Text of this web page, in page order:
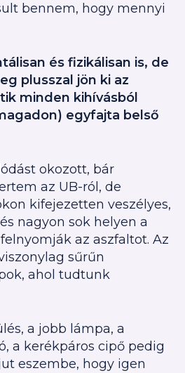
bennem, hogy mennyi
és fizikálisan is, de
plusszal jön ki az
minden kihívásból
egyfajta belső
okozott, bár
az UB-ról, de
kifejezetten veszélyes,
nagyon sok helyen a
az aszfaltot. Az
sűrűn
ahol tudtunk
a jobb lámpa, a
a kerékpáros cipő pedig
eszembe, hogy igen